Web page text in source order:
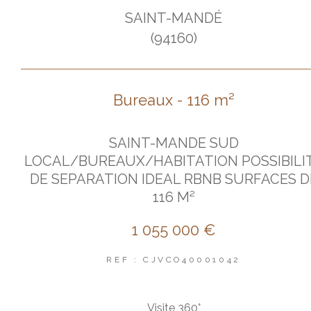
SAINT-MANDÉ
(94160)
Bureaux - 116 m²
SAINT-MANDE SUD
LOCAL/BUREAUX/HABITATION
DE SEPARATION IDEAL RBNB SURFACES
116 M²
1 055 000 €
REF : CJVCO40001042
Visite 360°